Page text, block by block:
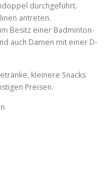
durchgeführt.
antreten.
Besitz einer Badminton-
auch Damen mit einer D-
kleinere Snacks
Preisen.